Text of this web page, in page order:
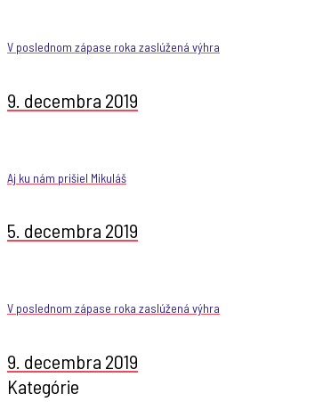
V poslednom zápase roka zaslúžená výhra
9. decembra 2019
Aj ku nám prišiel Mikuláš
5. decembra 2019
V poslednom zápase roka zaslúžená výhra
9. decembra 2019
Kategórie